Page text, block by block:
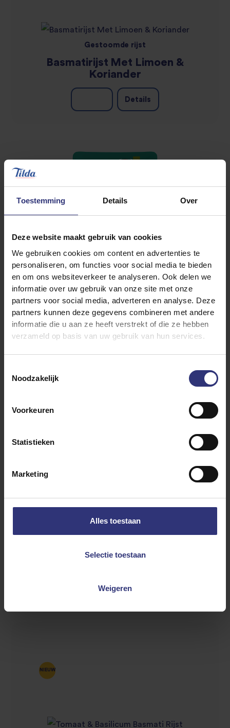
Toestemming Details Over
Deze website maakt gebruik van cookies
We gebruiken cookies om content en advertenties te
personaliseren, om functies voor social media te bieden
en om ons websiteverkeer te analyseren. Ook delen we
informatie over uw gebruik van onze site met onze
partners voor social media, adverteren en analyse. Deze
partners kunnen deze gegevens combineren met andere
informatie die u aan ze heeft verstrekt of die ze hebben
verzameld op basis van uw gebruik van hun services.
Noodzakelijk
Voorkeuren
Statistieken
Marketing
Alles toestaan
Selectie toestaan
Weigeren
Gestoomde rijst
Basmatirijst Met Limoen &
Koriander
Details
Gestoomde rijst
Kokos, Chili & Citroengras Basmati
Rijst
Details
Gestoomde rijst
Pilau Basmati Rijst
Details
NIEUW